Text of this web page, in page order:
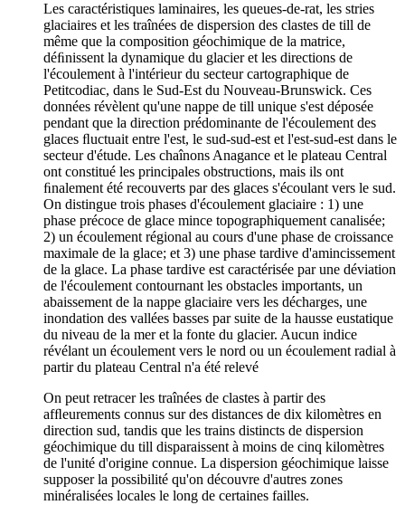
Les caractéristiques laminaires, les queues-de-rat, les stries
glaciaires et les traînées de dispersion des clastes de till de
même que la composition géochimique de la matrice,
déﬁnissent la dynamique du glacier et les directions de
l'écoulement à l'intérieur du secteur cartographique de
Petitcodiac, dans le Sud-Est du Nouveau-Brunswick. Ces
données révèlent qu'une nappe de till unique s'est déposée
pendant que la direction prédominante de l'écoulement des
glaces ﬂuctuait entre l'est, le sud-sud-est et l'est-sud-est dans le
secteur d'étude. Les chaînons Anagance et le plateau Central
ont constitué les principales obstructions, mais ils ont
ﬁnalement été recouverts par des glaces s'écoulant vers le sud.
On distingue trois phases d'écoulement glaciaire : 1) une
phase précoce de glace mince topographiquement canalisée;
2) un écoulement régional au cours d'une phase de croissance
maximale de la glace; et 3) une phase tardive d'amincissement
de la glace. La phase tardive est caractérisée par une déviation
de l'écoulement contournant les obstacles importants, un
abaissement de la nappe glaciaire vers les décharges, une
inondation des vallées basses par suite de la hausse eustatique
du niveau de la mer et la fonte du glacier. Aucun indice
révélant un écoulement vers le nord ou un écoulement radial à
partir du plateau Central n'a été relevé
On peut retracer les traînées de clastes à partir des
afﬂeurements connus sur des distances de dix kilomètres en
direction sud, tandis que les trains distincts de dispersion
géochimique du till disparaissent à moins de cinq kilomètres
de l'unité d'origine connue. La dispersion géochimique laisse
supposer la possibilité qu'on découvre d'autres zones
minéralisées locales le long de certaines failles.